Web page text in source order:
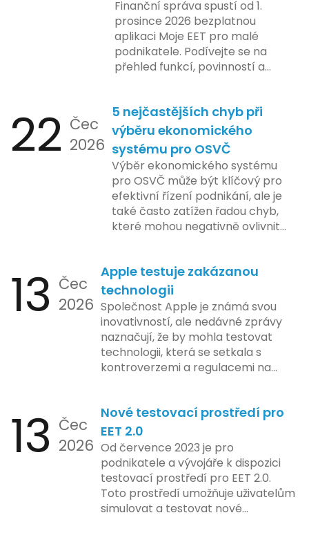
Finanční správa spustí od 1.
prosince 2026 bezplatnou
aplikaci Moje EET pro malé
podnikatele. Podívejte se na
přehled funkcí, povinností a
22 Čec
2026
5 nejčastějších chyb při
výběru ekonomického
systému pro OSVČ
Výběr ekonomického systému
pro OSVČ může být klíčový pro
efektivní řízení podnikání, ale je
také často zatížen řadou chyb,
které mohou negativně ovlivnit
by se podnikatelé měli vyvarovat.
13 Čec
2026
Apple testuje zakázanou
technologii
Společnost Apple je známá svou
inovativností, ale nedávné zprávy
naznačují, že by mohla testovat
technologii, která se setkala s
kontroverzemi a regulacemi na
implementace funkce, která by
mohla porušovat určité zákonné
limity na ochranu osobních údajů.
Tato technologie se zaměřuje na
pokročilé sledování uživatelských
aktivit, což vyvolalo obavy ohledně
soukromí a ochrany dat uživatelů.
13 Čec
2026
Nové testovací prostředí pro
EET 2.0
Od července 2023 je pro
podnikatele a vývojáře k dispozici
testovací prostředí pro EET 2.0.
Toto prostředí umožňuje uživatelům
simulovat a testovat nové